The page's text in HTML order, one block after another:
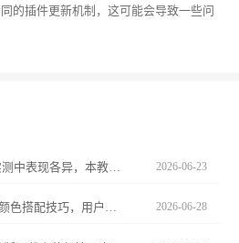
的插件更新机制，这可能会导致一些问
Chrome浏览器的新功能在实测中表现各异，本教程结合评测数据提供详细操作经验和优化技巧，帮助用户快速掌握功能并提升浏览效率。 2026-06-23
谷歌浏览器标签页分组支持颜色搭配技巧，用户通过方法可高效分类标签页，实现快速切换和多任务处理优化。 2026-06-28